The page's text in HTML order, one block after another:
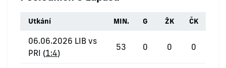
Utkání MIN. G ŽK ČK
06.06.2026 LIB vs
PRI (1:4)
53 0 0 0